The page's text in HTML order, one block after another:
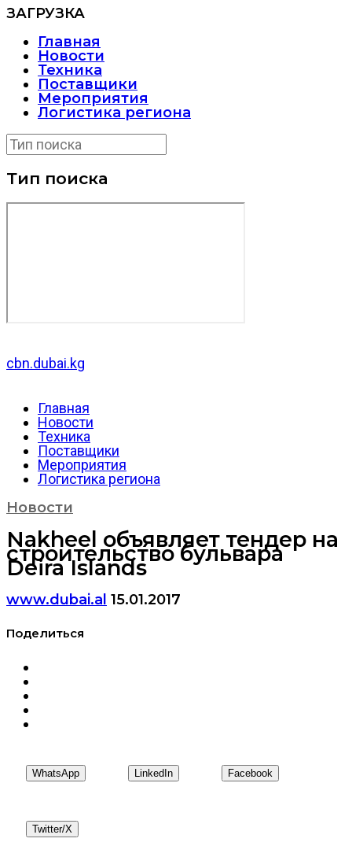
ЗАГРУЗКА
Главная
Новости
Техника
Поставщики
Мероприятия
Логистика региона
Тип поиска
cbn.dubai.kg
Главная
Новости
Техника
Поставщики
Мероприятия
Логистика региона
Новости
Nakheel объявляет тендер на
строительство бульвара
Deira Islands
www.dubai.al 15.01.2017
Поделиться
WhatsApp LinkedIn Facebook
Twitter/X